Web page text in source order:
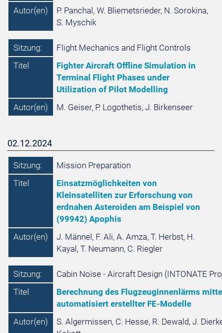
Autor(en)
P. Panchal, W. Bliemetsrieder, N. Sorokina,
S. Myschik
Sitzung:
Flight Mechanics and Flight Controls
Titel
Fighter Aircraft Offline Simulation in
Terminal Flight Phases under
Utilization of Pilot Modelling
Autor(en)
M. Geiser, P. Logothetis, J. Birkenseer
02.12.2024
Sitzung:
Mission Preparation
Titel
Einsatzmöglichkeiten von
Kleinsatelliten zur Erforschung von
erdnahen Asteroiden am Beispiel von
(99942) Apophis
Autor(en)
J. Männel, F. Ali, A. Amza, T. Herbst, H.
Kayal, T. Neumann, C. Riegler
Sitzung:
Cabin Noise - Aircraft Design (INTONATE
Titel
Berechnung des Flugzeuginnenlärms
automatisiert erstellter FE-Modelle
Autor(en)
S. Algermissen, C. Hesse, R. Dewald, J.